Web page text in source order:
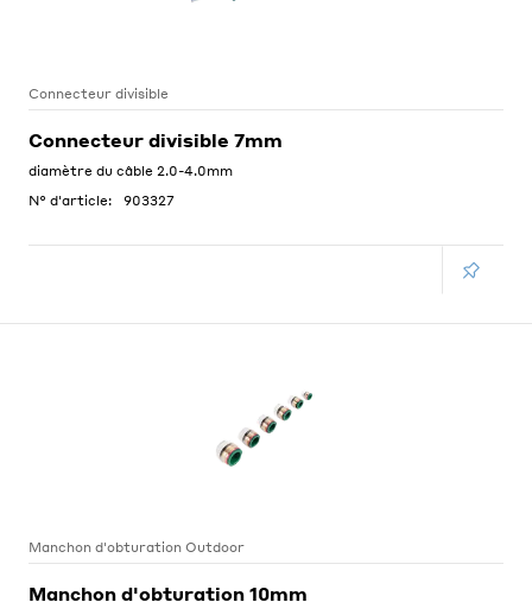
Connecteur divisible
Connecteur divisible 7mm
diamètre du câble 2.0-4.0mm
N° d'article:
903327
Manchon d'obturation Outdoor
Manchon d'obturation 10mm